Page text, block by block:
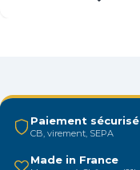
Paiement sécurisé
CB, virement, SEPA
Made in France